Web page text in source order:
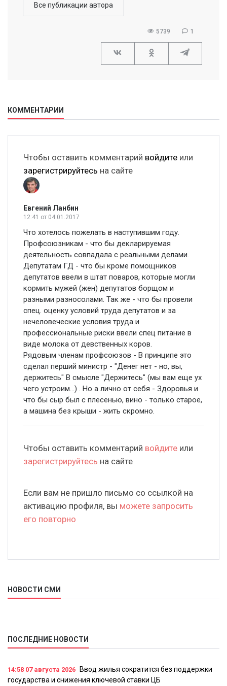
Все публикации автора
5739 1
КОММЕНТАРИИ
Чтобы оставить комментарий войдите или
зарегистрируйтесь на сайте
Евгений Ланбин
12:41 от 04.01.2017
Что хотелось пожелать в наступившим году.
Профсоюзникам - что бы декларируемая
деятельность совпадала с реальными делами.
Депутатам ГД - что бы кроме помощников
депутатов ввели в штат поваров, которые могли
кормить мужей (жен) депутатов борщом и
разными разносолами. Так же - что бы провели
спец. оценку условий труда депутатов и за
нечеловеческие условия труда и
профессиональные риски ввели спец питание в
виде молока от девственных коров.
Рядовым членам профсоюзов - В принципе это
сделал перший министр - "Денег нет - но, вы,
держитесь" В смысле "Держитесь" (мы вам еще ух
чего устроим...) . Но а лично от себя - Здоровья и
что бы сыр был с плесенью, вино - только старое,
а машина без крыши - жить скромно.
Чтобы оставить комментарий войдите или
зарегистрируйтесь на сайте
Если вам не пришло письмо со ссылкой на
активацию профиля, вы можете запросить
его повторно
НОВОСТИ СМИ
ПОСЛЕДНИЕ НОВОСТИ
14:58 07 августа 2026
Ввод жилья сократится без поддержки
государства и снижения ключевой ставки ЦБ